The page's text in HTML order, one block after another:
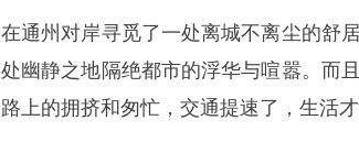
在通州对岸寻觅了一处离城不离尘的舒
处幽静之地隔绝都市的浮华与喧嚣。而
路上的拥挤和匆忙，交通提速了，生活才